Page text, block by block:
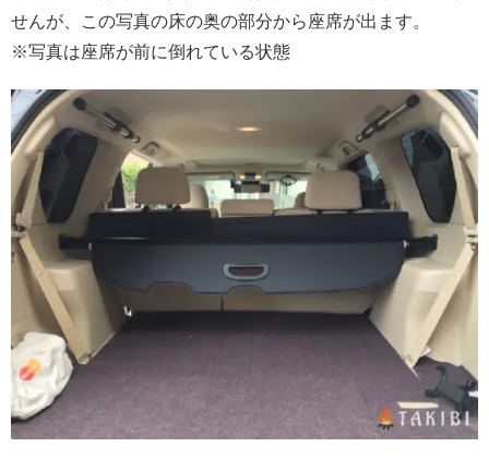
せんが、この写真の床の奥の部分から座席が出ます。
※写真は座席が前に倒れている状態